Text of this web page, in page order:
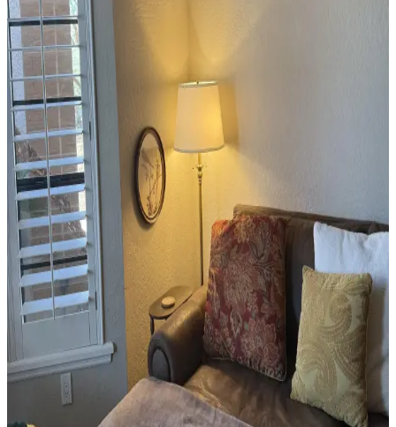
düzeni ve temaya uygun seçimlerin önemi vurgulanıyor. Estetik ve
fonksiyonel düzenlemelerle mekanın atmosferi güçlenir.
Yedek Odanın Dekorasyonunda Renk, Işık ve
Atmosfer Seçiminin Önemi
Yedek odaların dekorasyonunda ışık ve renk uyumu, mobilya seçimi
ve dekoratif öğelerle sıcak ve davetkar bir atmosfer oluşturmak için
doğal malzemeler ve katmanlı aydınlatma tercih edilmelidir.
Mutfak Köşenizi Alebrijes Sanatı ve Özgün
Aydınlatmayla Yenilemenin Yolları
Mutfak köşenizi alebrijes sanat eserleri ve cam detaylı teneke yıldız
aydınlatmayla estetik ve işlevsel hale getirin. Renk uyumu ve
minimal dekorasyonla alanınızı sıcak ve özgün kılın.
Kişisel Anlam Taşıyan Sanat Eserleri Nasıl Bulunur
ve Ev Dekorasyonunda Kullanılır
Ev dekorasyonunda anlamlı sanat eserleri bulmak, kişisel hikayelerle
evinizi zenginleştirir. İkinci el mağazalar, sanat festivalleri ve özel
siparişlerle özgün parçalar keşfedebilirsiniz.
Duvar Dekorasyonunda Denge ve Yerleşim: Sanat